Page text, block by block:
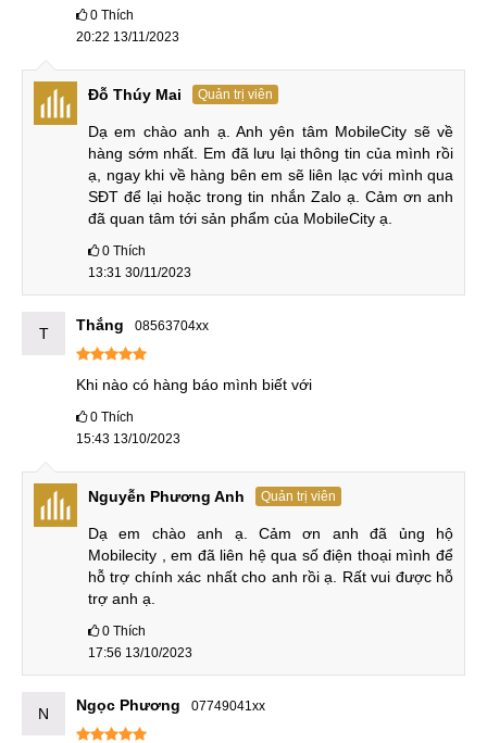
12-256GB
16-512GB 5499
Deuterium
12GB + 256GB
4899 16,5 triệu
Ngoài ra, máy còn có phiên bản đặc biệt Deuterium với
12GB RAM và 256GB ROM có giá bán 4899 NDT (~16,5
triệu VND). Giá bán khi mới ra mắt của sản phẩm này khá
cao, tuy nhiên, hiện tại mức giá đã rẻ và hợp lý hơn. Đặc
hơn.
Bảng giá điện thoại Nubia mới nhất 2025:
Tên sản phẩm
Điện thoại Nubia Red Magic
Red Magic 7
8.450.000
₫
12
Tháng
Red Magic 7 Pro
Red Magic 7 Pro
Transformers
₫
Tháng
Red Magic 7S
0 Thích
20:22 13/11/2023
Đỗ Thúy Mai Quản trị viên
Dạ em chào anh ạ. Anh yên tâm MobileCity sẽ về
hàng sớm nhất. Em đã lưu lại thông tin của mình rồi
ạ, ngay khi về hàng bên em sẽ liên lạc với mình qua
SĐT để lại hoặc trong tin nhắn Zalo ạ. Cảm ơn anh
đã quan tâm tới sản phẩm của MobileCity ạ.
0 Thích
13:31 30/11/2023
T Thắng 08563704xx
Khi nào có hàng báo mình biết với
0 Thích
15:43 13/10/2023
Nguyễn Phương Anh Quản trị viên
Dạ em chào anh ạ. Cảm ơn anh đã ủng hộ
Mobilecity , em đã liên hệ qua số điện thoại mình để
hỗ trợ chính xác nhất cho anh rồi ạ. Rất vui được hỗ
trợ anh ạ.
0 Thích
17:56 13/10/2023
N Ngọc Phương 07749041xx